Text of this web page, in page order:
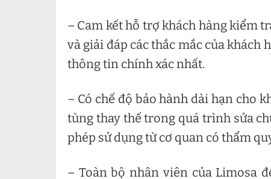
– Cam kết hỗ trợ khách hàng kiểm
và giải đáp các thắc mắc của khách
thông tin chính xác nhất.
– Có chế độ bảo hành dài hạn cho
tùng thay thế trong quá trình sửa
phép sử dụng từ cơ quan có thẩm
– Toàn bộ nhân viên của Limosa